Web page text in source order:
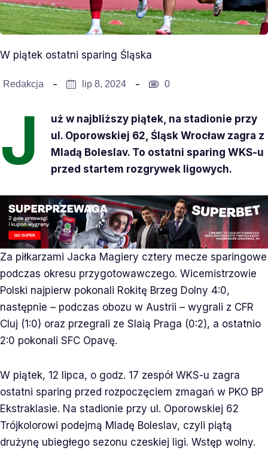
W piątek ostatni sparing Śląska
Redakcja lip 8, 2024 0
J
uż w najbliższy piątek, na stadionie przy
ul. Oporowskiej 62, Śląsk Wrocław zagra z
Mladą Boleslav. To ostatni sparing WKS-u
przed startem rozgrywek ligowych.
Za piłkarzami Jacka Magiery cztery mecze sparingowe
podczas okresu przygotowawczego. Wicemistrzowie
Polski najpierw pokonali Rokitę Brzeg Dolny 4:0,
następnie – podczas obozu w Austrii – wygrali z CFR
Cluj (1:0) oraz przegrali ze Slaią Praga (0:2), a ostatnio
2:0 pokonali SFC Opavę.
W piątek, 12 lipca, o godz. 17 zespół WKS-u zagra
ostatni sparing przed rozpoczęciem zmagań w PKO BP
Ekstraklasie. Na stadionie przy ul. Oporowskiej 62
Trójkolorowi podejmą Mladę Boleslav, czyli piątą
drużynę ubiegłego sezonu czeskiej ligi. Wstęp wolny.